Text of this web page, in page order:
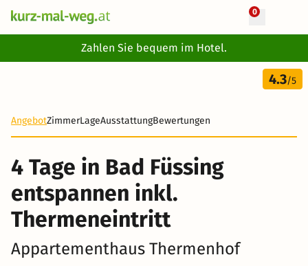
0
Zahlen Sie bequem im Hotel.
4 Tage
120 €
4.3/5
AngebotZimmerLageAusstattungBewertungen
4 Tage in Bad Füssing
entspannen inkl.
Thermeneintritt
Appartementhaus Thermenhof